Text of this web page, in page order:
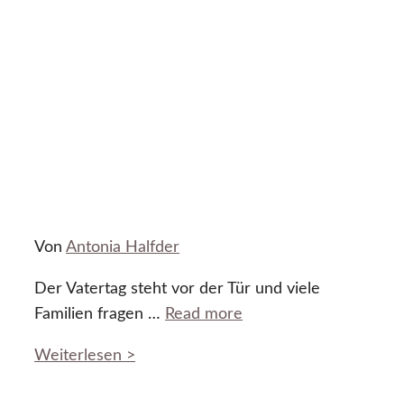
Von Antonia Halfder
Der Vatertag steht vor der Tür und viele
Familien fragen … Read more
Weiterlesen >